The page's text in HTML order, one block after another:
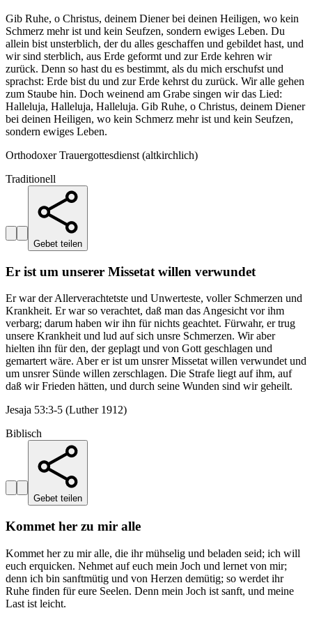
Gib Ruhe, o Christus, deinem Diener bei deinen Heiligen, wo kein
Schmerz mehr ist und kein Seufzen, sondern ewiges Leben. Du
allein bist unsterblich, der du alles geschaffen und gebildet hast, und
wir sind sterblich, aus Erde geformt und zur Erde kehren wir
zurück. Denn so hast du es bestimmt, als du mich erschufst und
sprachst: Erde bist du und zur Erde kehrst du zurück. Wir alle gehen
zum Staube hin. Doch weinend am Grabe singen wir das Lied:
Halleluja, Halleluja, Halleluja. Gib Ruhe, o Christus, deinem Diener
bei deinen Heiligen, wo kein Schmerz mehr ist und kein Seufzen,
sondern ewiges Leben.
Orthodoxer Trauergottesdienst (altkirchlich)
Traditionell
Gebet teilen
Er ist um unserer Missetat willen verwundet
Er war der Allerverachtetste und Unwerteste, voller Schmerzen und
Krankheit. Er war so verachtet, daß man das Angesicht vor ihm
verbarg; darum haben wir ihn für nichts geachtet. Fürwahr, er trug
unsere Krankheit und lud auf sich unsre Schmerzen. Wir aber
hielten ihn für den, der geplagt und von Gott geschlagen und
gemartert wäre. Aber er ist um unsrer Missetat willen verwundet und
um unsrer Sünde willen zerschlagen. Die Strafe liegt auf ihm, auf
daß wir Frieden hätten, und durch seine Wunden sind wir geheilt.
Jesaja 53:3-5 (Luther 1912)
Biblisch
Gebet teilen
Kommet her zu mir alle
Kommet her zu mir alle, die ihr mühselig und beladen seid; ich will
euch erquicken. Nehmet auf euch mein Joch und lernet von mir;
denn ich bin sanftmütig und von Herzen demütig; so werdet ihr
Ruhe finden für eure Seelen. Denn mein Joch ist sanft, und meine
Last ist leicht.